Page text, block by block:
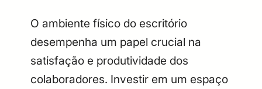
O ambiente físico do escritório
desempenha um papel crucial na
satisfação e produtividade dos
colaboradores. Investir em um espaço